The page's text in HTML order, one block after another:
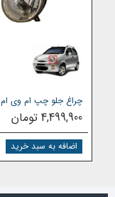
چراغ جلو چپ ام وی ام 110
4,499,900 تومان
اضافه به سبد خرید